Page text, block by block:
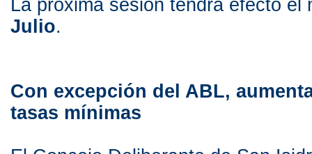
La próxima sesión tendrá efecto el
Julio.
Con excepción del ABL,
tasas mínimas